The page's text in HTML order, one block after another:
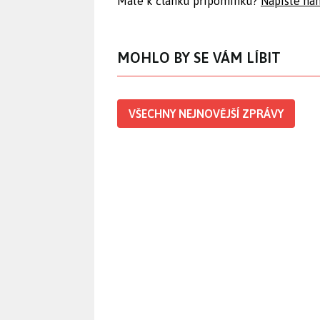
MOHLO BY SE VÁM LÍBIT
VŠECHNY NEJNOVĚJŠÍ ZPRÁVY